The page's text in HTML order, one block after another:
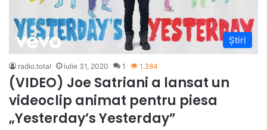
Știri
radio.total iulie 31, 2020 1 1.384
(VIDEO) Joe Satriani a lansat un
videoclip animat pentru piesa
„Yesterday’s Yesterday”